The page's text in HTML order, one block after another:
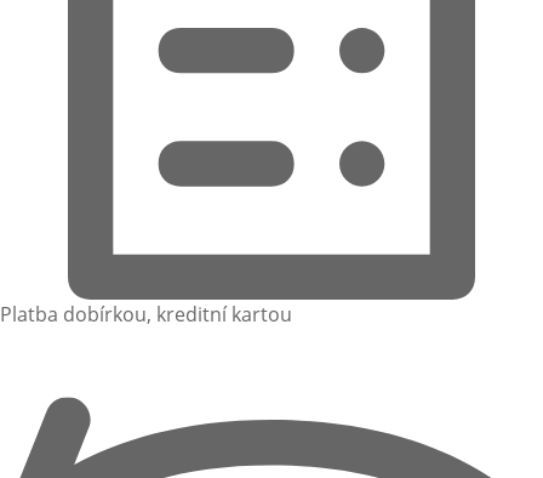
Platba dobírkou, kreditní kartou